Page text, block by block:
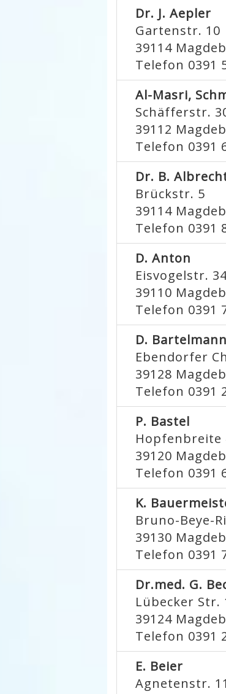
Dr. J. Aepler
Gartenstr. 10
39114
Telefon 0391
Al-Masri,
Schäfferstr.
39112
Telefon 0391
Dr. B.
Brückstr. 5
39114
Telefon 0391
D. Anton
Eisvogelstr.
39110
Telefon 0391
D.
Ebendorfer
39128
Telefon 0391
P. Bastel
Hopfenbreite
39120
Telefon 0391
K.
Bruno-Beye-
39130
Telefon 0391
Dr.med. G.
Lübecker Str.
39124
Telefon 0391
E. Beier
Agnetenstr. 11